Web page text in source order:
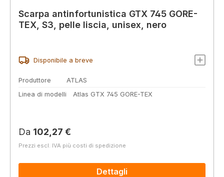
Scarpa antinfortunistica GTX 745 GORE-
TEX, S3, pelle liscia, unisex, nero
Disponibile a breve
Produttore
ATLAS
Linea di modelli
Atlas GTX 745 GORE-TEX
Prezzo normale:
Da 102,27 €
Prezzi escl. IVA più costi di spedizione
Dettagli